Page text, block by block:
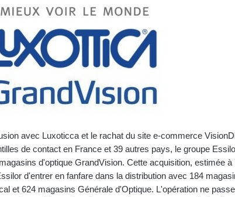
avec Luxoticca et le rachat du site e-commerce
de contact en France et 39 autres pays, le groupe
d'optique GrandVision. Cette acquisition, estimée à
d'entrer en fanfare dans la distribution avec 184
et 624 magasins Générale d'Optique. L'opération ne